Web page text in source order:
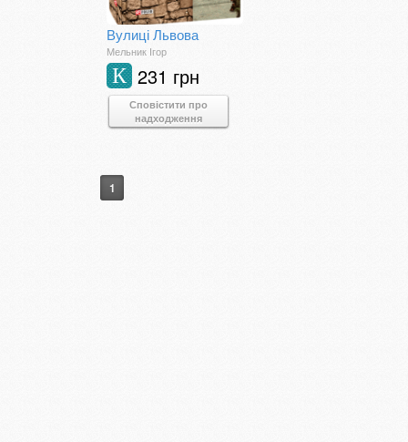
Вулиці Львова
Мельник Ігор
231 грн
К
Сповістити про
надходження
1